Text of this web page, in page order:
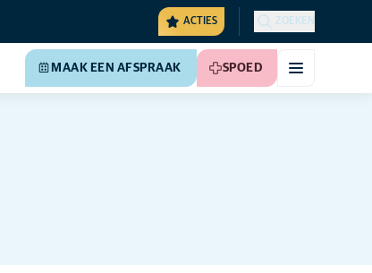
ACTIES ZOEKEN
MAAK EEN AFSPRAAK SPOED